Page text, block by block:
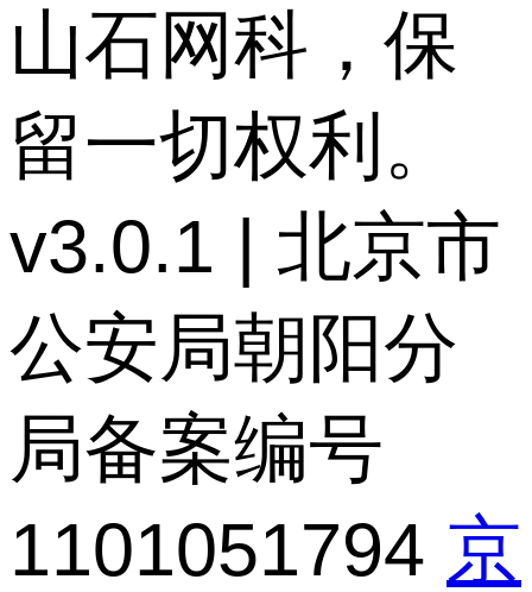
山石网科，保
留一切权利。
v3.0.1 | 北京市
公安局朝阳分
局备案编号
1101051794 京